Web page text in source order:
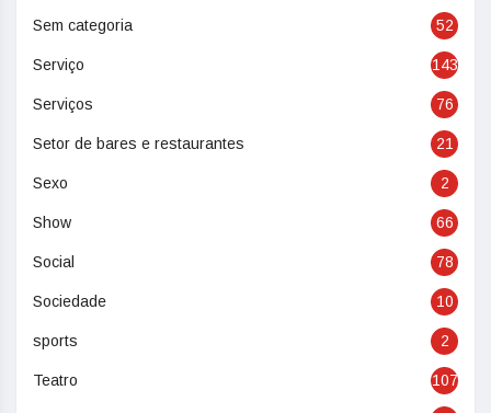
Sem categoria 52
Serviço 143
Serviços 76
Setor de bares e restaurantes 21
Sexo 2
Show 66
Social 78
Sociedade 10
sports 2
Teatro 107